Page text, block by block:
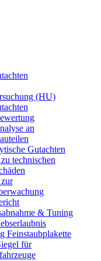
(HU)
an
Gutachten
technischen
& Tuning
Feinstaubplakette
für